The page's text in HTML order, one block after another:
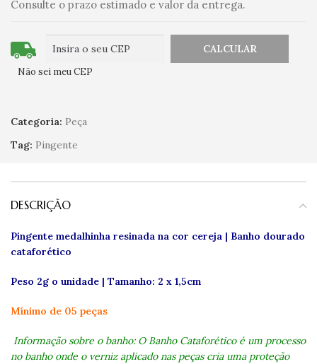
Consulte o prazo estimado e valor da entrega.
Não sei meu CEP
Categoria: Peça
Tag: Pingente
DESCRIÇÃO
Pingente medalhinha resinada na cor cereja | Banho dourado
cataforético
Peso 2g o unidade | Tamanho: 2 x 1,5cm
Mínimo de 05 peças
Informação sobre o banho: O Banho Cataforético é um processo
no banho onde o verniz aplicado nas peças cria uma proteção